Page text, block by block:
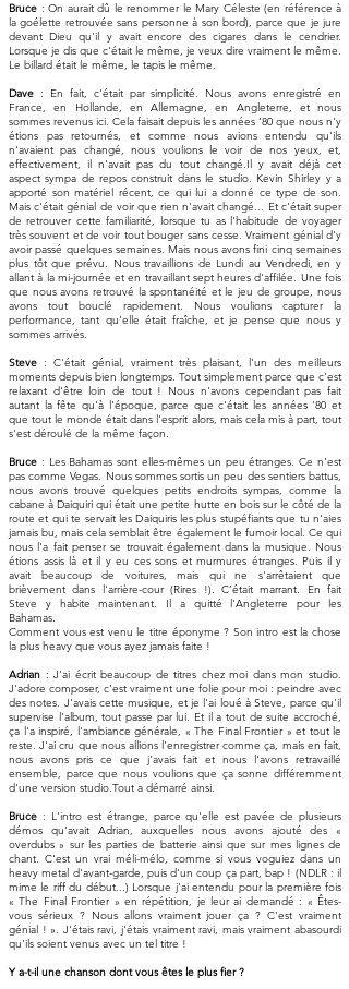
Bruce : On aurait dû le renommer le Mary Céleste (en référence à
la goélette retrouvée sans personne à son bord), parce que je jure
devant Dieu qu'il y avait encore des cigares dans le cendrier.
Lorsque je dis que c'était le même, je veux dire vraiment le même.
Le billard était le même, le tapis le même.
Dave : En fait, c'était par simplicité. Nous avons enregistré en
France, en Hollande, en Allemagne, en Angleterre, et nous
sommes revenus ici. Cela faisait depuis les années ‘80 que nous n'y
étions pas retournés, et comme nous avions entendu qu'ils
n'avaient pas changé, nous voulions le voir de nos yeux, et,
effectivement, il n'avait pas du tout changé.Il y avait déjà cet
aspect sympa de repos construit dans le studio. Kevin Shirley y a
apporté son matériel récent, ce qui lui a donné ce type de son.
Mais c'était génial de voir que rien n'avait changé... Et c'était super
de retrouver cette familiarité, lorsque tu as l'habitude de voyager
très souvent et de voir tout bouger sans cesse. Vraiment génial d'y
avoir passé quelques semaines. Mais nous avons fini cinq semaines
plus tôt que prévu. Nous travaillions de Lundi au Vendredi, en y
allant à la mi-journée et en travaillant sept heures d'affilée. Une fois
que nous avons retrouvé la spontanéité et le jeu de groupe, nous
avons tout bouclé rapidement. Nous voulions capturer la
performance, tant qu'elle était fraîche, et je pense que nous y
sommes arrivés.
Steve : C'était génial, vraiment très plaisant, l'un des meilleurs
moments depuis bien longtemps. Tout simplement parce que c'est
relaxant d'être loin de tout ! Nous n'avons cependant pas fait
autant la fête qu'à l'époque, parce que c'était les années ‘80 et
que tout le monde était dans l'esprit alors, mais cela mis à part, tout
s'est déroulé de la même façon.
Bruce : Les Bahamas sont elles-mêmes un peu étranges. Ce n'est
pas comme Vegas. Nous sommes sortis un peu des sentiers battus,
nous avons trouvé quelques petits endroits sympas, comme la
cabane à Daiquiri qui était une petite hutte en bois sur le côté de la
route et qui te servait les Daiquiris les plus stupéfiants que tu n'aies
jamais bu, mais cela semblait être également le fumoir local. Ce qui
nous l'a fait penser se trouvait également dans la musique. Nous
étions assis là et il y eu ces sons et murmures étranges. Puis il y
avait beaucoup de voitures, mais qui ne s'arrêtaient que
brièvement dans l'arrière-cour (Rires !). C’était marrant. En fait
Steve y habite maintenant. Il a quitté l'Angleterre pour les
Bahamas.
Comment vous est venu le titre éponyme ? Son intro est la chose
la plus heavy que vous ayez jamais faite !
Adrian : J'ai écrit beaucoup de titres chez moi dans mon studio.
J'adore composer, c'est vraiment une folie pour moi : peindre avec
des notes. J'avais cette musique, et je l'ai loué à Steve, parce qu'il
supervise l'album, tout passe par lui. Et il a tout de suite accroché,
ça l'a inspiré, l'ambiance générale, « The Final Frontier » et tout le
reste. J'ai cru que nous allions l'enregistrer comme ça, mais en fait,
nous avons pris ce que j'avais fait et nous l'avons retravaillé
ensemble, parce que nous voulions que ça sonne différemment
d'une version studio.Tout a démarré ainsi.
Bruce : L'intro est étrange, parce qu'elle est pavée de plusieurs
démos qu'avait Adrian, auxquelles nous avons ajouté des «
overdubs » sur les parties de batterie ainsi que sur mes lignes de
chant. C'est un vrai méli-mélo, comme si vous voguiez dans un
heavy metal d'avant-garde, puis d'un coup ça part, bap ! (NDLR : il
mime le riff du début...) Lorsque j'ai entendu pour la première fois
« The Final Frontier » en répétition, je leur ai demandé : « Êtes-
vous sérieux ? Nous allons vraiment jouer ça ? C'est vraiment
génial ! ». J'étais ravi, j'étais vraiment ravi, mais vraiment abasourdi
qu'ils soient venus avec un tel titre !
Y a-t-il une chanson dont vous êtes le plus fier ?